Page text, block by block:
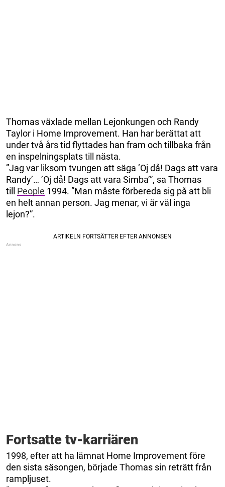
Thomas växlade mellan Lejonkungen och Randy
Taylor i Home Improvement. Han har berättat att
under två års tid flyttades han fram och tillbaka från
en inspelningsplats till nästa.
”Jag var liksom tvungen att säga ’Oj då! Dags att vara
Randy’… ’Oj då! Dags att vara Simba’”, sa Thomas
till People 1994. ”Man måste förbereda sig på att bli
en helt annan person. Jag menar, vi är väl inga
lejon?”.
Fortsatte tv-karriären
1998, efter att ha lämnat Home Improvement före
den sista säsongen, började Thomas sin reträtt från
rampljuset.